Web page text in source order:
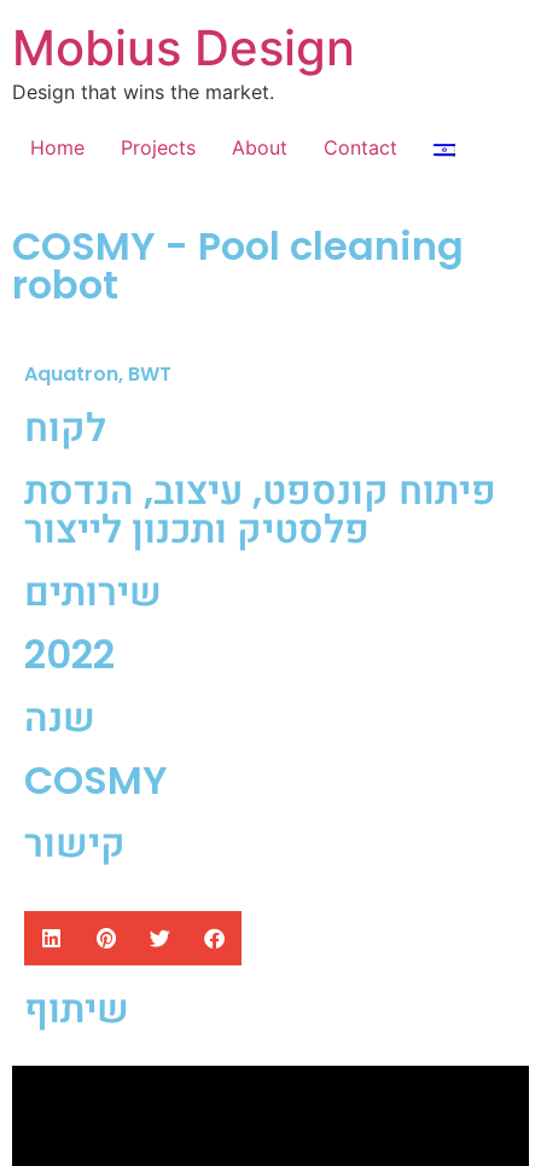
Mobius Design
Design that wins the market.
Home Projects About Contact Hebrew
COSMY - Pool cleaning
robot
Aquatron, BWT
לקוח
פיתוח קונספט, עיצוב, הנדסת
פלסטיק ותכנון לייצור
שירותים
2022
שנה
COSMY
קישור
שיתוף